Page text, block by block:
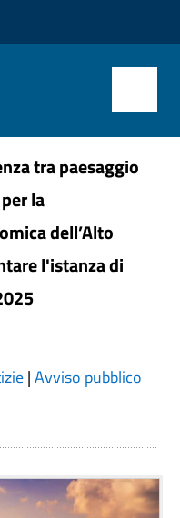
tra paesaggio
la
dell’Alto
l'istanza di
|Avviso pubblico